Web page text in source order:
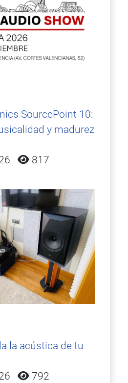
SourcePoint 10:
y madurez
817
la acústica de tu
792